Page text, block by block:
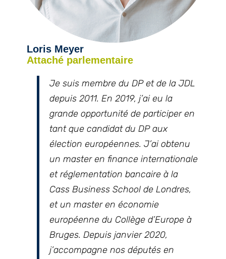
Loris Meyer
Attaché parlementaire
Je suis membre du DP et de la JDL
depuis 2011. En 2019, j’ai eu la
grande opportunité de participer en
tant que candidat du DP aux
élection européennes. J’ai obtenu
un master en finance internationale
et réglementation bancaire à la
Cass Business School de Londres,
et un master en économie
européenne du Collège d’Europe à
Bruges. Depuis janvier 2020,
j’accompagne nos députés en